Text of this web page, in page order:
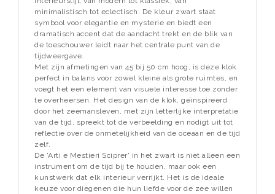
minimalistisch tot eclectisch. De kleur zwart staat
symbool voor elegantie en mysterie en biedt een
dramatisch accent dat de aandacht trekt en de blik van
de toeschouwer leidt naar het centrale punt van de
tijdweergave.
Met zijn afmetingen van 45 bij 50 cm hoog, is deze klok
perfect in balans voor zowel kleine als grote ruimtes, en
voegt het een element van visuele interesse toe zonder
te overheersen. Het design van de klok, geïnspireerd
door het zeemansleven, met zijn letterlijke interpretatie
van de tijd, spreekt tot de verbeelding en nodigt uit tot
reflectie over de onmetelijkheid van de oceaan en de tijd
zelf.
De 'Arti e Mestieri Sciprer' in het zwart is niet alleen een
instrument om de tijd bij te houden, maar ook een
kunstwerk dat elk interieur verrijkt. Het is de ideale
keuze voor diegenen die hun liefde voor de zee willen